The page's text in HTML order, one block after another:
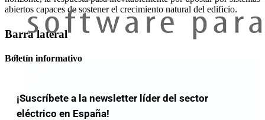
abiertos capaces de sostener el crecimiento natural del edificio.
Barra lateral
Boletín informativo
¡Suscríbete a la newsletter líder del sector
eléctrico en España!